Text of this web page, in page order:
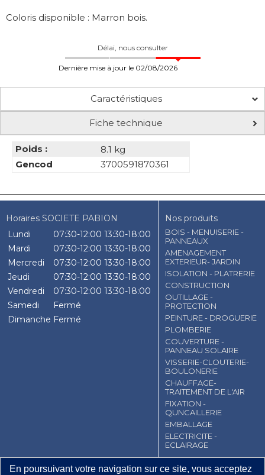
En poursuivant votre navigation sur ce site, vous acceptez
Coloris disponible : Marron bois.
Délai, nous consulter
Dernière mise à jour le 02/08/2026
Caractéristiques
Fiche technique
Poids :
8.1 kg
Gencod
3700591870361
Horaires SOCIETE PABION
Lundi
07:30-12:00 13:30-18:00
Mardi
07:30-12:00 13:30-18:00
Mercredi
07:30-12:00 13:30-18:00
Jeudi
07:30-12:00 13:30-18:00
Vendredi
07:30-12:00 13:30-18:00
Samedi
Fermé
Dimanche Fermé
Nos produits
BOIS - MENUISERIE -
PANNEAUX
AMENAGEMENT
EXTERIEUR- JARDIN
ISOLATION - PLATRERIE
CONSTRUCTION
OUTILLAGE -
PROTECTION
PEINTURE - DROGUERIE
PLOMBERIE
COUVERTURE -
PANNEAU SOLAIRE
VISSERIE-CLOUTERIE-
BOULONERIE
CHAUFFAGE-
TRAITEMENT DE L'AIR
FIXATION -
QUNCAILLERIE
EMBALLAGE
ELECTRICITE -
ECLAIRAGE
CGV Contact
Mentions légales